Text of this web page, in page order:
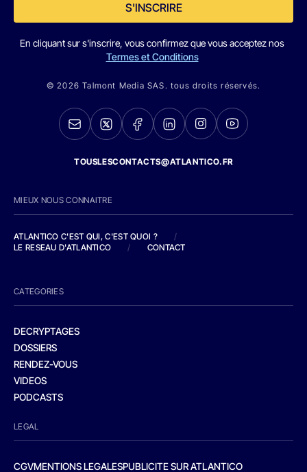
S'INSCRIRE
En cliquant sur s'inscrire, vous confirmez que vous acceptez nos
Termes et Conditions
© 2026 Talmont Media SAS. tous droits réservés.
TOUSLESCONTACTS@ATLANTICO.FR
MIEUX NOUS CONNAITRE
ATLANTICO C'EST QUI, C'EST QUOI ?
/
LE RESEAU D'ATLANTICO
/ CONTACT
CATEGORIES
DECRYPTAGES
DOSSIERS
RENDEZ-VOUS
VIDEOS
PODCASTS
LEGAL
CGVMENTIONS LEGALESPUBLICITE SUR ATLANTICO